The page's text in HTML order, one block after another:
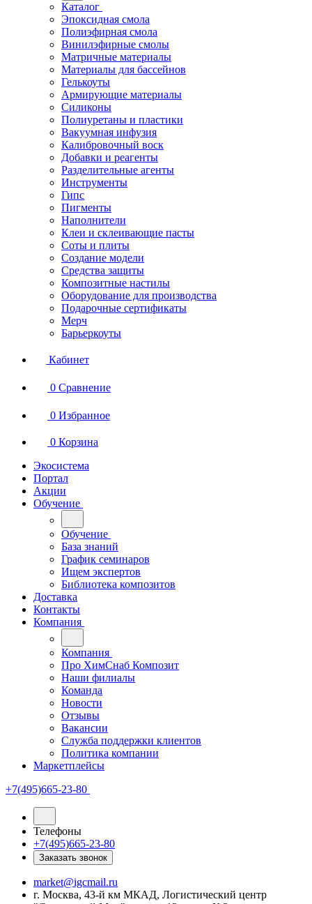
Каталог
Эпоксидная смола
Полиэфирная смола
Винилэфирные смолы
Матричные материалы
Материалы для бассейнов
Гелькоуты
Армирующие материалы
Силиконы
Полиуретаны и пластики
Вакуумная инфузия
Калибровочный воск
Добавки и реагенты
Разделительные агенты
Инструменты
Гипс
Пигменты
Наполнители
Клеи и склеивающие пасты
Соты и плиты
Создание модели
Средства защиты
Композитные настилы
Оборудование для производства
Подарочные сертификаты
Мерч
Барьеркоуты
Кабинет
0 Сравнение
0 Избранное
0 Корзина
Экосистема
Портал
Акции
Обучение
Обучение
База знаний
График семинаров
Ищем экспертов
Библиотека композитов
Доставка
Контакты
Компания
Компания
Про ХимСнаб Композит
Наши филиалы
Команда
Новости
Отзывы
Вакансии
Служба поддержки клиентов
Политика компании
Маркетплейсы
+7(495)665-23-80
Телефоны
+7(495)665-23-80
Заказать звонок
market@igcmail.ru
г. Москва, 43-й км МКАД, Логистический центр